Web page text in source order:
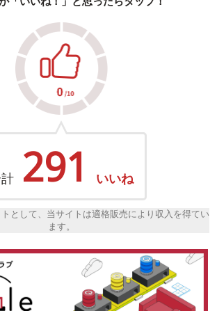
291 いいね
として、当サイトは適格販売により収入を得てい
ます。